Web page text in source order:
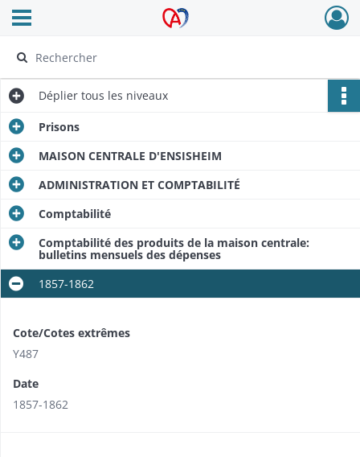
Archives Alsace - Colmar
Ouvrir le menu déroulant
Déplier tous les niveaux
Prisons
MAISON CENTRALE D'ENSISHEIM
ADMINISTRATION ET COMPTABILITÉ
Comptabilité
Comptabilité des produits de la maison centrale:
bulletins mensuels des dépenses
1857-1862
Cote/Cotes extrêmes
Y487
Date
1857-1862